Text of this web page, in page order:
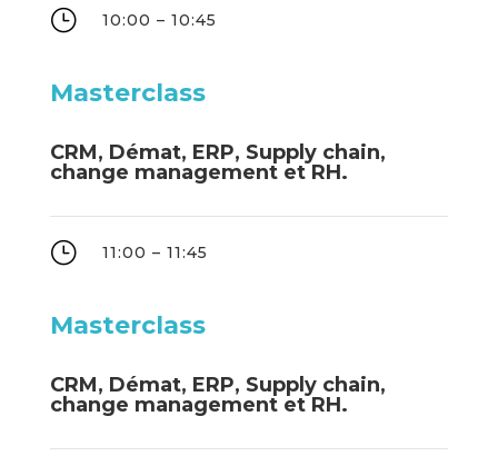
} 10:00 – 10:45
Masterclass
CRM, Démat, ERP, Supply chain,
change management et RH.
} 11:00 – 11:45
Masterclass
CRM, Démat, ERP, Supply chain,
change management et RH.